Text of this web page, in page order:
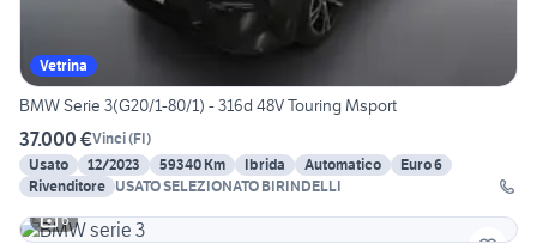
Vetrina
BMW Serie 3(G20/1-80/1) - 316d 48V Touring Msport
37.000 €Vinci(FI)
Usato
12/2023 59340 Km Ibrida Automatico
Euro 6
Rivenditore USATO SELEZIONATO BIRINDELLI
6